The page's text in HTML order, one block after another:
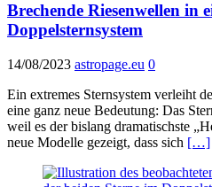
Brechende Riesenwellen in
Doppelsternsystem
14/08/2023 astropage.eu 0
Ein extremes Sternsystem verleiht
eine ganz neue Bedeutung: Das
weil es der bislang dramatischste
neue Modelle gezeigt, dass sich […]